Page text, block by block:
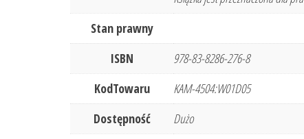
Stan prawny
ISBN
978-83-8286-276-8
KodTowaru
KAM-4504:W01D05
Dostępność
Dużo